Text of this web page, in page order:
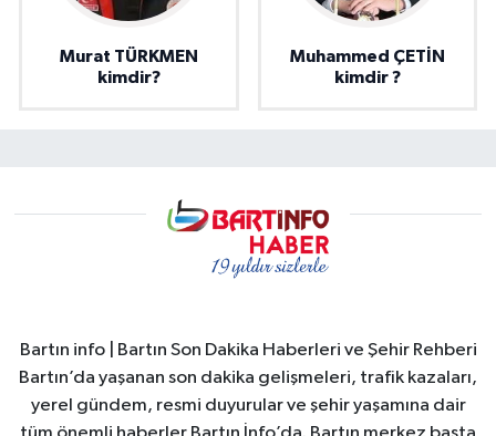
Murat TÜRKMEN
kimdir?
Muhammed ÇETİN
kimdir ?
Bartın info | Bartın Son Dakika Haberleri ve Şehir Rehberi
Bartın’da yaşanan son dakika gelişmeleri, trafik kazaları,
yerel gündem, resmi duyurular ve şehir yaşamına dair